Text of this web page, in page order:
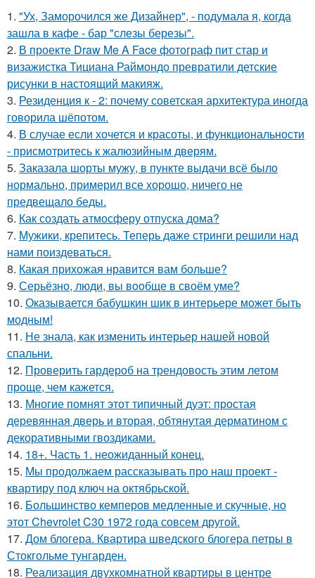
1. "Ух, Заморочился же Дизайнер", - подумала я, когда
зашла в кафе - бар "слезы березы".
2. В проекте Draw Me A Face фотограф пит стар и
визажистка Тициана Раймондо превратили детские
рисунки в настоящий макияж.
3. Резиденция к - 2: почему советская архитектура иногда
говорила шёпотом.
4. В случае если хочется и красоты, и функциональности
- присмотритесь к жалюзийным дверям.
5. Заказала шорты мужу, в пункте выдачи всё было
нормально, примерил все хорошо, ничего не
предвещало беды.
6. Как создать атмосферу отпуска дома?
7. Мужики, крепитесь. Теперь даже стринги решили над
нами поиздеваться.
8. Какая прихожая нравится вам больше?
9. Серьёзно, люди, вы вoобще в своём уме?
10. Оказывается бабушкин шик в интерьере может быть
модным!
11. Не знала, как изменить интерьер нашей новой
спальни.
12. Проверить гардероб на трендовость этим летом
проще, чем кажется.
13. Многие помнят этот типичный дуэт: простая
деревянная дверь и вторая, обтянутая дерматином с
декоративными гвоздиками.
14. 18+. Часть 1. неожиданный конец.
15. Мы продолжаем рассказывать про наш проект -
квартиру под ключ на октябрьской.
16. Большинство кемперов медленные и скучные, но
этот Chevrolet C30 1972 года совсем другой.
17. Дом блогера. Квартира шведского блогера петры в
Стокгольме тунгарден.
18. Реализация двухкомнатной квартиры в центре